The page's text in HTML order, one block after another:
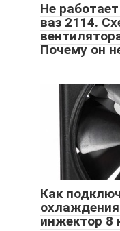
Не
ваз 2114.
Почему он
Как
инжектор 8